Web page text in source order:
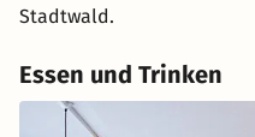
Stadtwald.
Essen und Trinken